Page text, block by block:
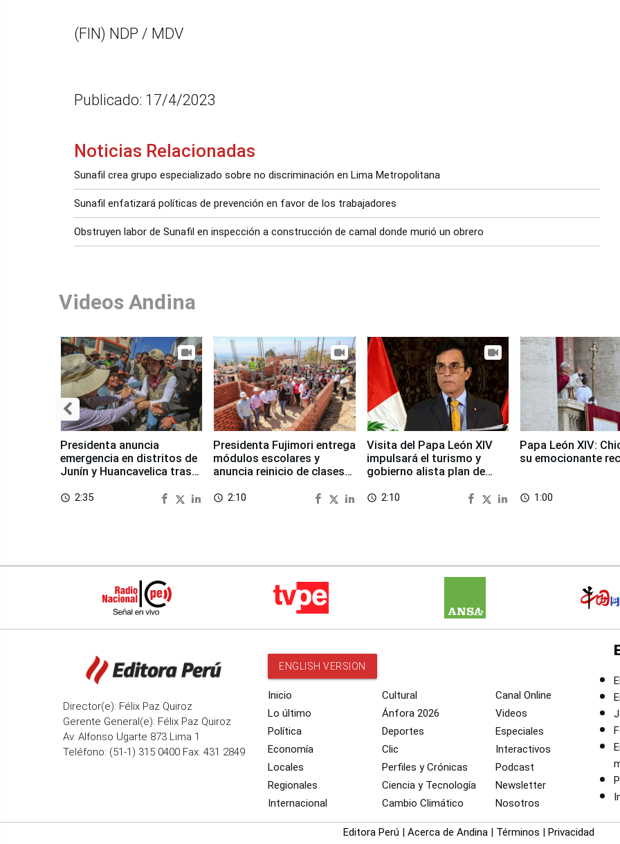
(FIN) NDP / MDV
Publicado: 17/4/2023
Noticias Relacionadas
Sunafil crea grupo especializado sobre no discriminación en Lima Metropolitana
Sunafil enfatizará políticas de prevención en favor de los trabajadores
Obstruyen labor de Sunafil en inspección a construcción de camal donde murió un obrero
Videos Andina
Presidenta anuncia
emergencia en distritos de
Junín y Huancavelica tras
access_time 2:35
Presidenta Fujimori entrega
módulos escolares y
anuncia reinicio de clases
access_time 2:10
Visita del Papa León XIV
impulsará el turismo y
gobierno alista plan de
access_time 2:10
Papa León XIV:
su emocionante
access_time 1:00
Director(e): Félix Paz Quiroz
Gerente General(e): Félix Paz Quiroz
Av. Alfonso Ugarte 873 Lima 1
Teléfono: (51-1) 315 0400 Fax: 431 2849
ENGLISH VERSION
Inicio
Lo último
Política
Economía
Locales
Regionales
Internacional
Cultural
Ánfora 2026
Deportes
Clic
Perfiles y Crónicas
Ciencia y Tecnología
Cambio Climático
Canal Online
Videos
Especiales
Interactivos
Podcast
Newsletter
Nosotros
Editora Perú | Acerca de Andina| Términos | Privacidad